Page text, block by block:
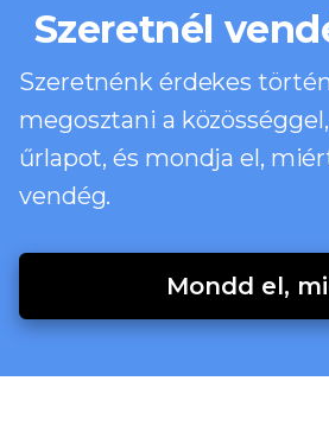
Szeretnél
Szeretnénk érdekes
megosztani a
űrlapot, és mondja el,
vendég.
Mondd el,